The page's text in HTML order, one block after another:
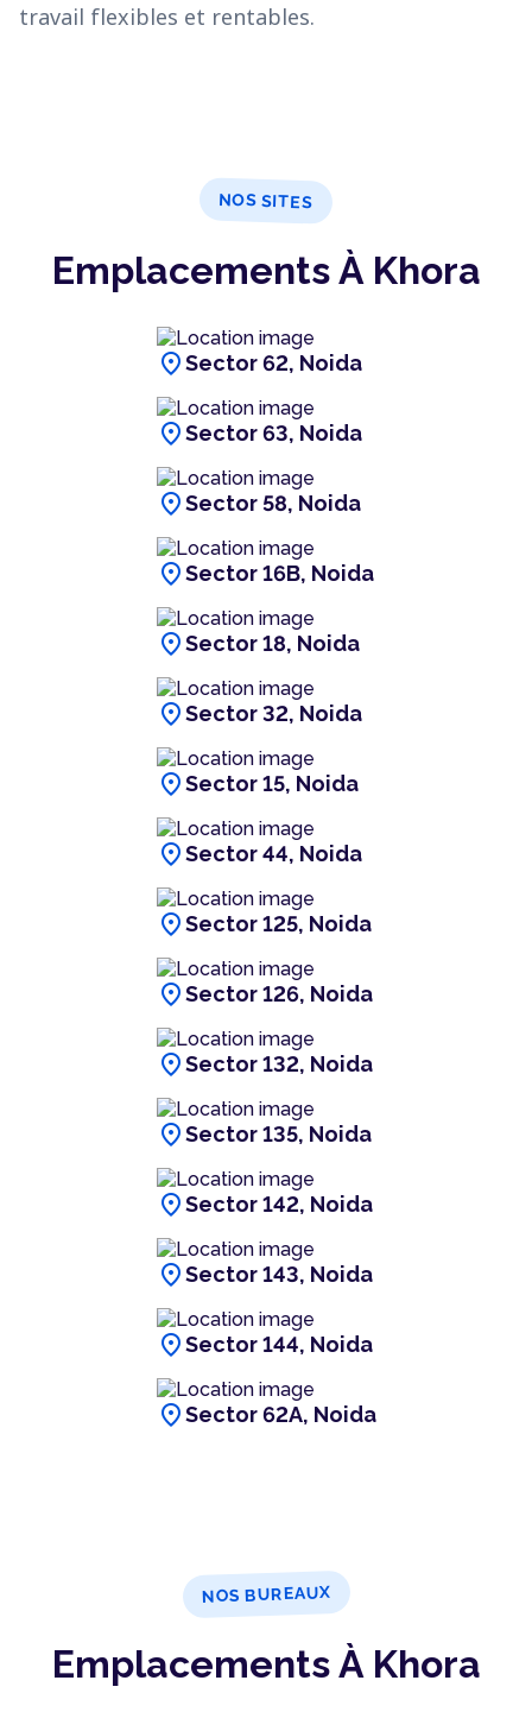
travail flexibles et rentables.
NOS SITES
Emplacements À Khora
location_onSector 62, Noida
location_onSector 63, Noida
location_onSector 58, Noida
location_onSector 16B, Noida
location_onSector 18, Noida
location_onSector 32, Noida
location_onSector 15, Noida
location_onSector 44, Noida
location_onSector 125, Noida
location_onSector 126, Noida
location_onSector 132, Noida
location_onSector 135, Noida
location_onSector 142, Noida
location_onSector 143, Noida
location_onSector 144, Noida
location_onSector 62A, Noida
NOS BUREAUX
Emplacements À Khora